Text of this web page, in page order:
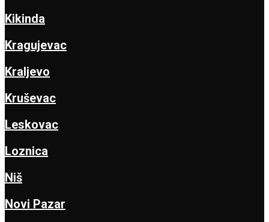
Kikinda
Kragujevac
Kraljevo
Kruševac
Leskovac
Loznica
Niš
Novi Pazar